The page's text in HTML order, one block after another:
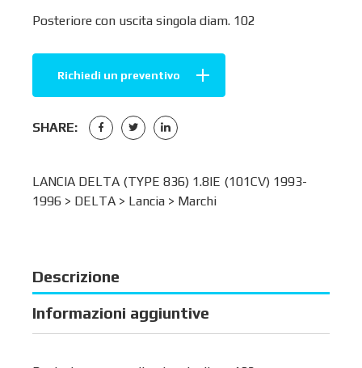
Posteriore con uscita singola diam. 102
Richiedi un preventivo
SHARE:
LANCIA DELTA (TYPE 836) 1.8IE (101CV) 1993-
1996 > DELTA > Lancia > Marchi
Descrizione
Informazioni aggiuntive